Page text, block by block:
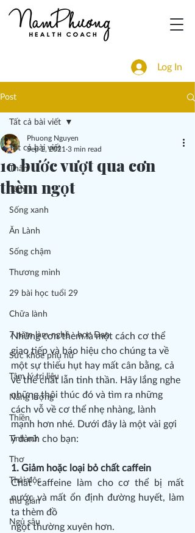
Log In
Post
Tất cả bài viết
Thân
Tâm
Sống xanh
Ăn Lành
Sống chậm
Thương mình
29 bài học tuổi 29
Chữa lành
7 năm làm nghề - học Đạo
Sức khỏe phụ nữ
Tâm lý trị liệu
Năng lượng
Thiền
Tính nữ
Thơ
Thải độc
thư giãn
Ngủ sâu
Tất cả bài viết
10 bước vượt qua cơn
thèm ngọt
Phuong Nguyen
Sep 2, 2021 3 min read
Những cơn thèm là một cách cơ thể
giao tiếp và báo hiệu cho chúng ta về
một sự thiếu hụt hay mất cân bằng, cả
về thể chất lẫn tinh thần. Hãy lắng nghe
những thôi thúc đó và tìm ra những
cách vỗ về cơ thể nhẹ nhàng, lành
mạnh hơn nhé. Dưới đây là một vài gợi
ý dành cho bạn:
1. Giảm hoặc loại bỏ chất caffein
Chất caffeine làm cho cơ thể bị mất
nước và mất ổn định đường huyết, làm
ta thèm đồ
ngọt thường xuyên hơn.